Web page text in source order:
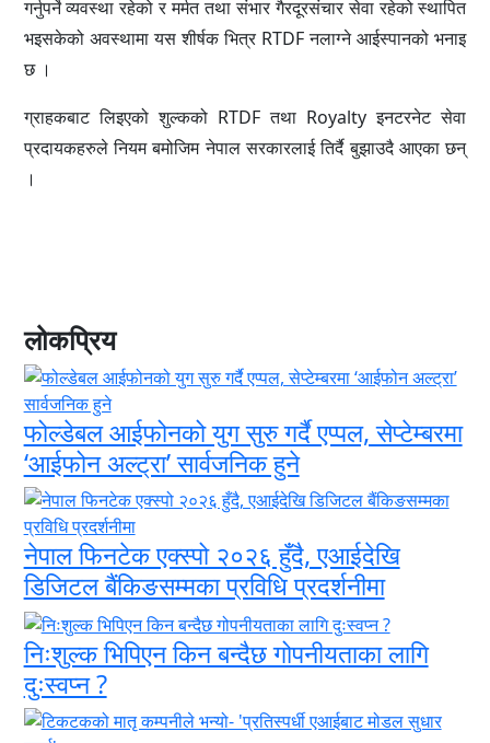
गर्नुपर्ने व्यवस्था रहेको र मर्मत तथा संभार गैरदूरसंचार सेवा रहेको स्थापित
भइसकेको अवस्थामा यस शीर्षक भित्र RTDF नलाग्ने आईस्पानको भनाइ
छ ।
ग्राहकबाट लिइएको शुल्कको RTDF तथा Royalty इनटरनेट सेवा
प्रदायकहरुले नियम बमोजिम नेपाल सरकारलाई तिर्दै बुझाउदै आएका छन्
।
लोकप्रिय
फोल्डेबल आईफोनको युग सुरु गर्दै एप्पल, सेप्टेम्बरमा
‘आईफोन अल्ट्रा’ सार्वजनिक हुने
नेपाल फिनटेक एक्स्पो २०२६ हुँदै, एआईदेखि
डिजिटल बैंकिङसम्मका प्रविधि प्रदर्शनीमा
निःशुल्क भिपिएन किन बन्दैछ गोपनीयताका लागि
दुःस्वप्न ?